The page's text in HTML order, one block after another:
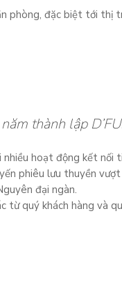
phòng, đặc biệt tới thị
thành lập
hoạt động kết nối
phiêu lưu thuyền
đại ngàn.
từ quý khách hàng và